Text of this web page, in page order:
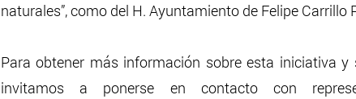
naturales”, como del H. Ayuntamiento de Felipe Carrillo
Para obtener más información sobre esta iniciativa
invitamos a ponerse en contacto con